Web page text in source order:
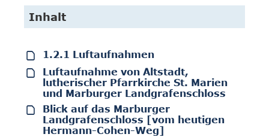
Inhalt
1.2.1 Luftaufnahmen
Luftaufnahme von Altstadt,
lutherischer Pfarrkirche St. Marien
und Marburger Landgrafenschloss
Blick auf das Marburger
Landgrafenschloss [vom heutigen
Hermann-Cohen-Weg]